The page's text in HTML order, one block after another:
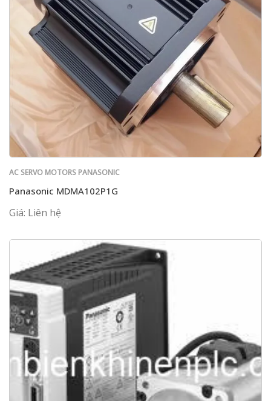
AC SERVO MOTORS PANASONIC
Panasonic MDMA102P1G
Giá: Liên hệ